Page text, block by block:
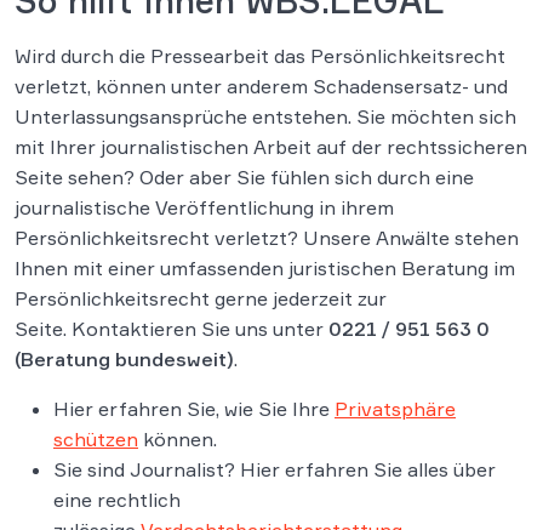
Wird durch die Pressearbeit das Persönlichkeitsrecht
verletzt, können unter anderem Schadensersatz- und
Unterlassungsansprüche entstehen. Sie möchten sich
mit Ihrer journalistischen Arbeit auf der rechtssicheren
Seite sehen? Oder aber Sie fühlen sich durch eine
journalistische Veröffentlichung in ihrem
Persönlichkeitsrecht verletzt? Unsere Anwälte stehen
Ihnen mit einer umfassenden juristischen Beratung im
Persönlichkeitsrecht gerne jederzeit zur
Seite. Kontaktieren Sie uns unter 0221 / 951 563 0
(Beratung bundesweit).
Hier erfahren Sie, wie Sie Ihre Privatsphäre
schützen können.
Sie sind Journalist? Hier erfahren Sie alles über
eine rechtlich